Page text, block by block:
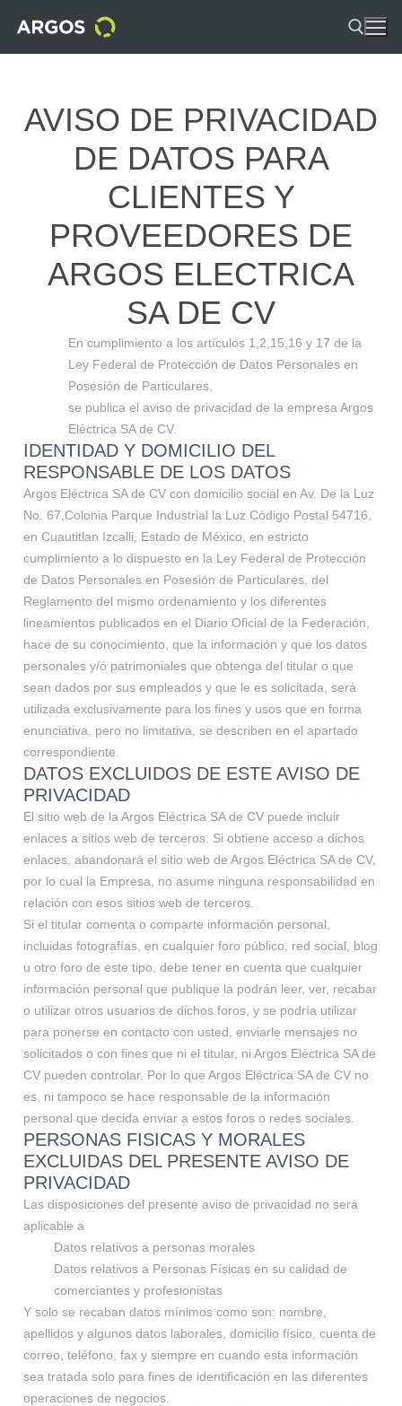
AVISO DE PRIVACIDAD
DE DATOS PARA
CLIENTES Y
PROVEEDORES DE
ARGOS ELECTRICA
SA DE CV
En cumplimiento a los artículos 1,2,15,16 y 17 de la
Ley Federal de Protección de Datos Personales en
Posesión de Particulares,
se publica el aviso de privacidad de la empresa Argos
Eléctrica SA de CV.
IDENTIDAD Y DOMICILIO DEL
RESPONSABLE DE LOS DATOS
Argos Eléctrica SA de CV con domicilio social en Av. De la Luz
No. 67,Colonia Parque Industrial la Luz Código Postal 54716,
en Cuautitlan Izcalli, Estado de México, en estricto
cumplimiento a lo dispuesto en la Ley Federal de Protección
de Datos Personales en Posesión de Particulares, del
Reglamento del mismo ordenamiento y los diferentes
lineamientos publicados en el Diario Oficial de la Federación,
hace de su conocimiento, que la información y que los datos
personales y/ó patrimoniales que obtenga del titular o que
sean dados por sus empleados y que le es solicitada, será
utilizada exclusivamente para los fines y usos que en forma
enunciativa, pero no limitativa, se describen en el apartado
correspondiente.
DATOS EXCLUIDOS DE ESTE AVISO DE
PRIVACIDAD
El sitio web de la Argos Eléctrica SA de CV puede incluir
enlaces a sitios web de terceros. Si obtiene acceso a dichos
enlaces, abandonará el sitio web de Argos Eléctrica SA de CV,
por lo cual la Empresa, no asume ninguna responsabilidad en
relación con esos sitios web de terceros.
Si el titular comenta o comparte información personal,
incluidas fotografías, en cualquier foro público, red social, blog
u otro foro de este tipo, debe tener en cuenta que cualquier
información personal que publique la podrán leer, ver, recabar
o utilizar otros usuarios de dichos foros, y se podría utilizar
para ponerse en contacto con usted, enviarle mensajes no
solicitados o con fines que ni el titular, ni Argos Eléctrica SA de
CV pueden controlar. Por lo que Argos Eléctrica SA de CV no
es, ni tampoco se hace responsable de la información
personal que decida enviar a estos foros o redes sociales.
PERSONAS FISICAS Y MORALES
EXCLUIDAS DEL PRESENTE AVISO DE
PRIVACIDAD
Las disposiciones del presente aviso de privacidad no será
aplicable a
Datos relativos a personas morales
Datos relativos a Personas Físicas en su calidad de
comerciantes y profesionistas
Y solo se recaban datos mínimos como son: nombre,
apellidos y algunos datos laborales, domicilio físico, cuenta de
correo, teléfono, fax y siempre en cuando esta información
sea tratada solo para fines de identificación en las diferentes
operaciones de negocios.